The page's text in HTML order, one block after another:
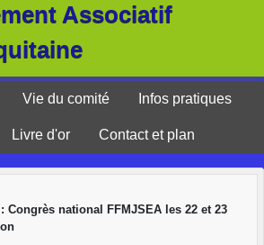
Associatif
Vie du comité Infos pratiques
Livre d'or Contact et plan
Congrès national FFMJSEA les 22 et 23